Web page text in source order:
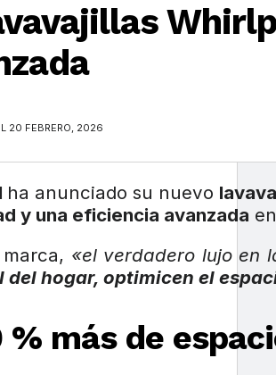
20 FEBRERO, 2026
ha anunciado su nuevo
y una eficiencia avanzada
«el verdadero lujo en
del hogar, optimicen el
% más de